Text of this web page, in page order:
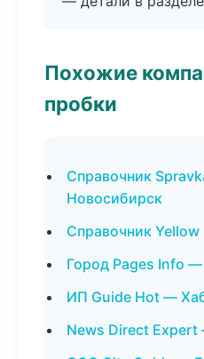
Похожие
пробки
Справочник
Новосибирск
Справочник
Город Pages Info
ИП Guide Hot —
News Direct